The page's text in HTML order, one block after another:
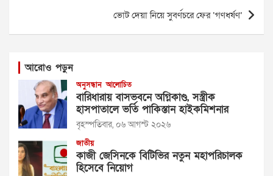
ভোট দেয়া নিয়ে সুবর্ণচরে ফের ‘গণধর্ষণ’
আরোও পড়ুন
অনুসন্ধান আলোচিত
বারিধারায় বাসভবনে অগ্নিকাণ্ড, সস্ত্রীক
হাসপাতালে ভর্তি পাকিস্তান হাইকমিশনার
বৃহস্পতিবার, ০৬ আগস্ট ২০২৬
জাতীয়
কাজী জেসিনকে বিটিভির নতুন মহাপরিচালক
হিসেবে নিয়োগ